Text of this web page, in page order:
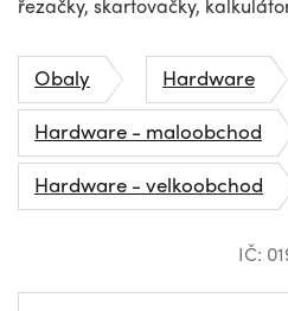
Obaly
Hardware
Hardware - maloobchod
Hardware - velkoobchod
IČ: